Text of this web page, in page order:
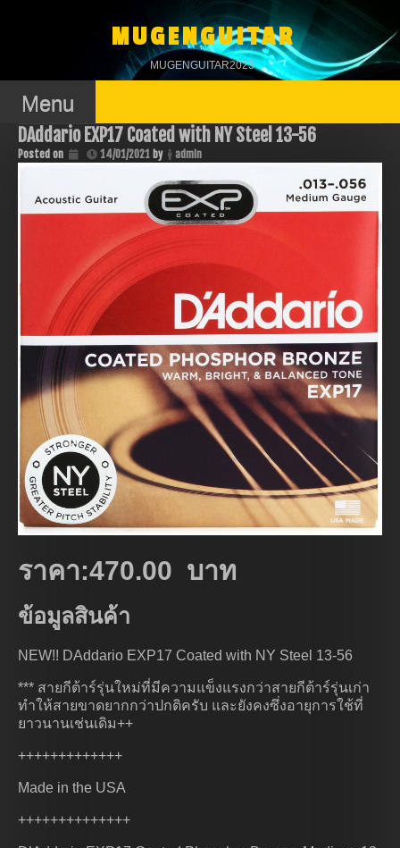
MUGENGUITAR
MUGENGUITAR2023
Menu
DAddario EXP17 Coated with NY Steel 13-56
Posted on 14/01/2021 by admin
ราคา:470.00 บาท
ข้อมูลสินค้า
NEW!! DAddario EXP17 Coated with NY Steel 13-56
*** สายกีต้าร์รุ่นใหม่ที่มีความแข็งแรงกว่าสายกีต้าร์รุ่นเก่า
ทำให้สายขาดยากกว่าปกติครับ และยังคงซึ่งอายุการใช้ที่
ยาวนานเช่นเดิม++
+++++++++++++
Made in the USA
++++++++++++++